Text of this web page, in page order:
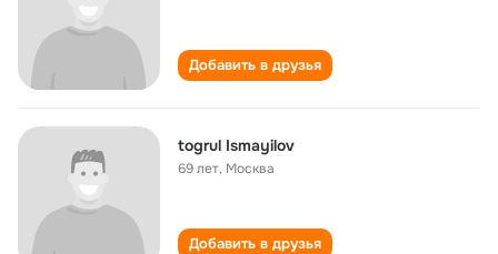
Добавить в друзья
togrul Ismayilov
69 лет, Москва
Добавить в друзья